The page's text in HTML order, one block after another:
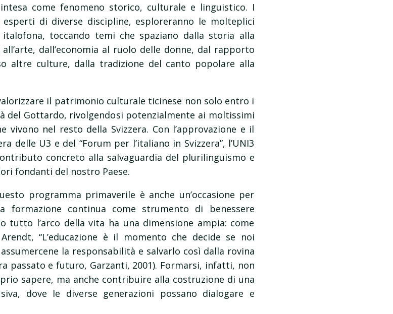
come fenomeno storico, culturale e linguistico. I
di diverse discipline, esploreranno le molteplici
toccando temi che spaziano dalla storia alla
dall’economia al ruolo delle donne, dal rapporto
altre culture, dalla tradizione del canto popolare alla
il patrimonio culturale ticinese non solo entro i
del Gottardo, rivolgendosi potenzialmente ai moltissimi
vivono nel resto della Svizzera. Con l’approvazione e il
delle U3 e del “Forum per l’italiano in Svizzera”, l’UNI3
concreto alla salvaguardia del plurilinguismo e
fondanti del nostro Paese.
programma primaverile è anche un’occasione per
formazione continua come strumento di benessere
tutto l’arco della vita ha una dimensione ampia: come
“L’educazione è il momento che decide se noi
la responsabilità e salvarlo così dalla rovina
passato e futuro, Garzanti, 2001). Formarsi, infatti, non
sapere, ma anche contribuire alla costruzione di una
dove le diverse generazioni possano dialogare e